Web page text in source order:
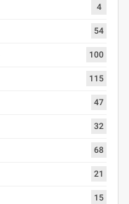
4
54
100
115
47
32
68
21
15